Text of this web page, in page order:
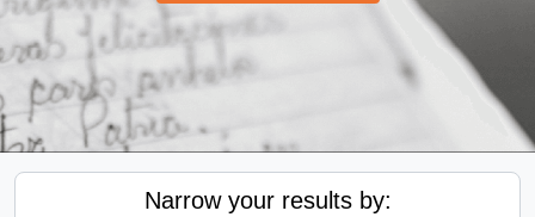
Narrow your results by: